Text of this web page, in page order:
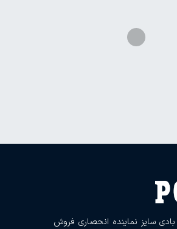
سایز نماینده انحصاری فروش